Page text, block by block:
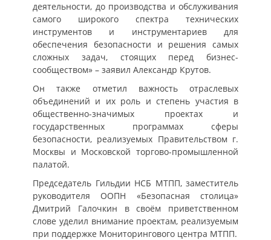
деятельности, до производства и обслуживания
самого широкого спектра технических
инструментов и инструментариев для
обеспечения безопасности и решения самых
сложных задач, стоящих перед бизнес-
сообществом» – заявил Александр Крутов.
Он также отметил важность отраслевых
объединений и их роль и степень участия в
общественно-значимых проектах и
государственных программах сферы
безопасности, реализуемых Правительством г.
Москвы и Московской торгово-промышленной
палатой.
Председатель Гильдии НСБ МТПП, заместитель
руководителя ООПН «Безопасная столица»
Дмитрий Галочкин в своём приветственном
слове уделил внимание проектам, реализуемым
при поддержке Мониторингового центра МТПП.